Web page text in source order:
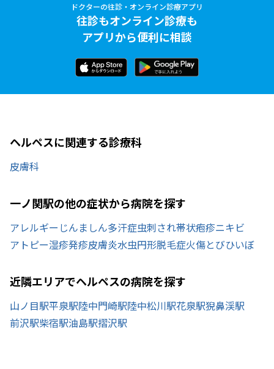
ドクターの往診・オンライン診療アプリ
往診もオンライン診療も
アプリから便利に相談
ヘルペスに関連する診療科
皮膚科
一ノ関駅の他の症状から病院を探す
アレルギー じんましん多汗症虫刺され帯状疱疹ニキビ
アトピー湿疹発疹皮膚炎水虫円形脱毛症火傷とびひいぼ
近隣エリアでヘルペスの病院を探す
山ノ目駅平泉駅陸中門崎駅陸中松川駅花泉駅猊鼻渓駅
前沢駅柴宿駅油島駅摺沢駅